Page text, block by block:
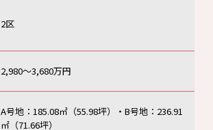
2区
2,980～3,680万円
A号地：185.08㎡（55.98坪）・B号地：236.91
㎡（71.66坪）